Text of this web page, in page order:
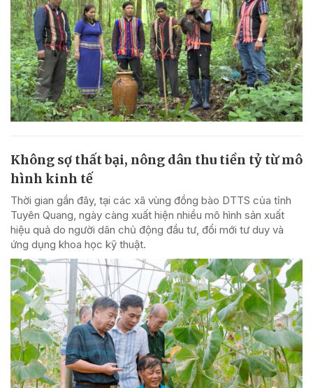
Không sợ thất bại, nông dân thu tiền tỷ từ mô
hình kinh tế
Thời gian gần đây, tại các xã vùng đồng bào DTTS của tỉnh
Tuyên Quang, ngày càng xuất hiện nhiều mô hình sản xuất
hiệu quả do người dân chủ động đầu tư, đổi mới tư duy và
ứng dụng khoa học kỹ thuật.